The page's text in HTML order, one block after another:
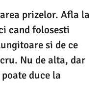
0
.
2
0
2
prizelor. Afla la
cand folosesti
si de ce
Nu de alta, dar
duce la